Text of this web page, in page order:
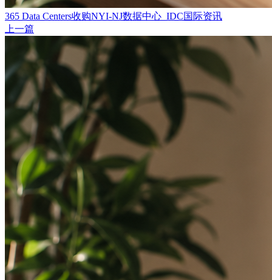
365 Data Centers收购NYI-NJ数据中心_IDC国际资讯
上一篇